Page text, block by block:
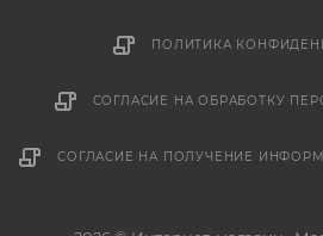
ПОЛИТИКА
СОГЛАСИЕ НА ОБРАБОТКУ
СОГЛАСИЕ НА ПОЛУЧЕНИЕ